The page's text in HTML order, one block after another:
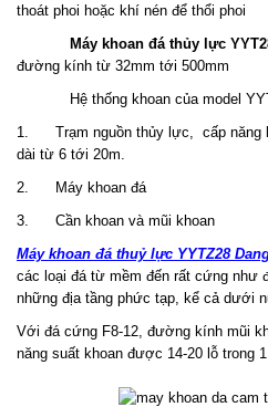
thoát phoi hoặc khí nén để thổi phoi
Máy khoan đá thủy lực
đường kính từ 32mm tới 500mm
Hệ thống khoan của model
1. Trạm nguồn thủy lực, cấp năng
dài từ 6 tới 20m.
2. Máy khoan đá
3. Cần khoan và mũi khoan
Máy khoan đá thuỷ lực YYTZ28
các loại đá từ mềm đến rất cứng
những địa tầng phức tạp, kể cả dưới
Với đá cứng F8-12, đường kính mũi
năng suất khoan được 14-20 lỗ trong 1